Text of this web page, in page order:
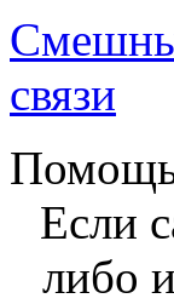
связи
Если
либо